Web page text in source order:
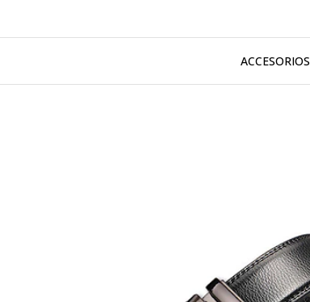
ACCESORIOS